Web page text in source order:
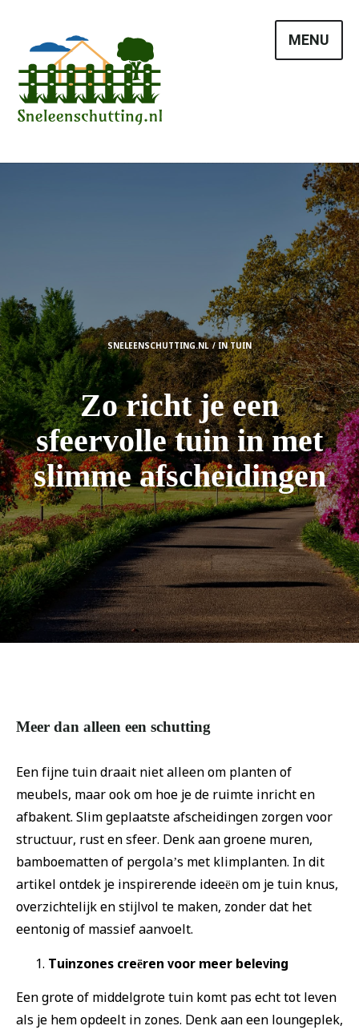
content
MENU
Vrienden
SNELEENSCHUTTING.NL INTUIN
Zo richt je een
sfeervolle tuin in met
slimme afscheidingen
Meer dan alleen een schutting
Een fijne tuin draait niet alleen om planten of
meubels, maar ook om hoe je de ruimte inricht en
afbakent. Slim geplaatste afscheidingen zorgen voor
structuur, rust en sfeer. Denk aan groene muren,
bamboematten of pergola’s met klimplanten. In dit
artikel ontdek je inspirerende ideeën om je tuin knus,
overzichtelijk en stijlvol te maken, zonder dat het
eentonig of massief aanvoelt.
Tuinzones creëren voor meer beleving
Een grote of middelgrote tuin komt pas echt tot leven
als je hem opdeelt in zones. Denk aan een loungeplek,